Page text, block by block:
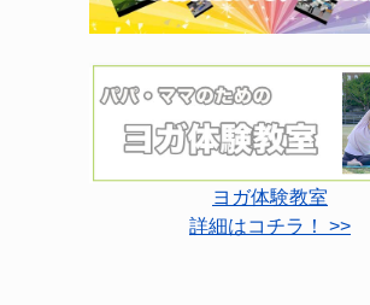
ヨガ体験教室
詳細はコチラ！ >>